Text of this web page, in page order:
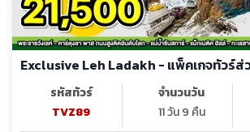
Exclusive Leh Ladakh - แพ็คเกจทัวร์ส่
รหัสทัวร์
TVZ89
จำนวนวัน
11 วัน 9 คืน